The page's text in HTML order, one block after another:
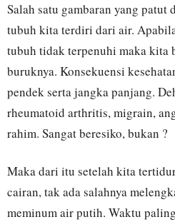
Salah satu gambaran yang patut
tubuh kita terdiri dari air.
tubuh tidak terpenuhi maka kita
buruknya. Konsekuensi
pendek serta jangka panjang.
rheumatoid arthritis, migrain,
rahim. Sangat beresiko, bukan ?
Maka dari itu setelah kita
cairan, tak ada salahnya
meminum air putih. Waktu